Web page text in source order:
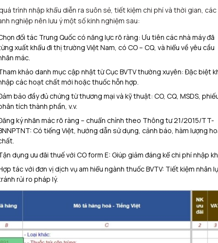
trình nhập khẩu diễn ra suôn sẻ, tiết kiệm chi phí và thời gian, các
nghiệp nên lưu ý một số kinh nghiệm sau:
đối tác Trung Quốc có năng lực rõ ràng: Ưu tiên các nhà máy đã
xuất khẩu đi thị trường Việt Nam, có CO – CQ, và hiểu về yêu cầu
mác.
khảo danh mục cập nhật từ Cục BVTV thường xuyên: Đặc biệt
các hoạt chất mới hoặc thuốc hỗn hợp.
bảo đầy đủ chứng từ thương mại và kỹ thuật: CO, CQ, MSDS,
tích thành phần, v.v.
ký nhãn mác rõ ràng – chuẩn chỉnh theo Thông tư 21/2015/TT-
Có tiếng Việt, hướng dẫn sử dụng, cảnh báo, hàm lượng
dụng ưu đãi thuế với CO form E: Giúp giảm đáng kể chi phí nhập
tác với đơn vị dịch vụ am hiểu ngành thuốc BVTV: Tiết kiệm nhân
rủi ro pháp lý.